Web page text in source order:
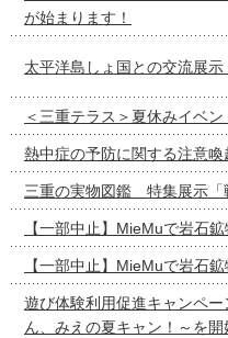
が始まります！
太平洋島しょ国との交流展
＜三重テラス＞夏休みイベ
熱中症の予防に関する注意喚
三重の実物図鑑 特集展示「
【一部中止】MieMuで岩石
【一部中止】MieMuで岩石
遊び体験利用促進キャンペ
ん、みえの夏キャン！～を開